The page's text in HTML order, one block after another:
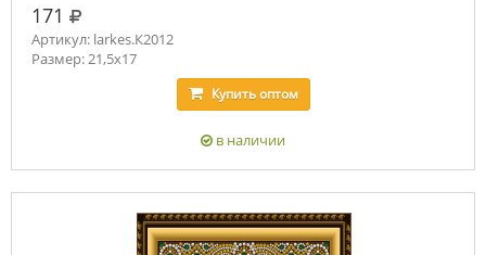
171 руб.
Артикул: larkes.К2012
Размер: 21,5х17
Купитьоптом
в наличии